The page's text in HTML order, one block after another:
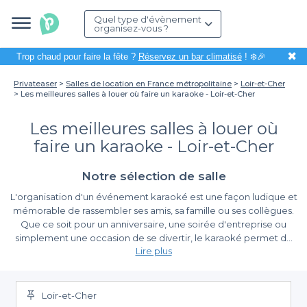
Quel type d'évènement
organisez-vous ?
Trop chaud pour faire la fête ? Réservez un bar climatisé! ❄️🎉 ✖
Privateaser Salles de location en France métropolitaine
Loir-et-Cher
Les meilleures salles à louer où faire un karaoke - Loir-et-Cher
Les meilleures salles à louer où
faire un karaoke - Loir-et-Cher
Notre sélection de salle
L'organisation d'un événement karaoké est une façon ludique et
mémorable de rassembler ses amis, sa famille ou ses collègues.
Que ce soit pour un anniversaire, une soirée d'entreprise ou
simplement une occasion de se divertir, le karaoké permet de
créer des souvenirs inoubliables. Dans le département du Loir-
adaptées à cette activité, alliant ambiance festive et
Un choix varié de salles adaptées au karaoké
Sur Privateaser, nous avons sélectionné pour vous les meilleures
Lire plus
Loir-et-Cher